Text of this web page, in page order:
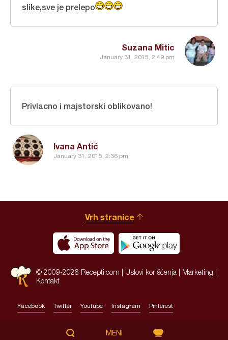
Suzana Mitic
January 31, 2015, 2:49 pm
slike,sve je prelepo
Ivana Antić
January 31, 2015, 2:36 pm
Privlacno i majstorski oblikovano!
Vrh stranice
© 2009-2026 Recepti.com | Uslovi korišćenja Marketing
Kontakt
Facebook Twitter Youtube Instagram Pinterest